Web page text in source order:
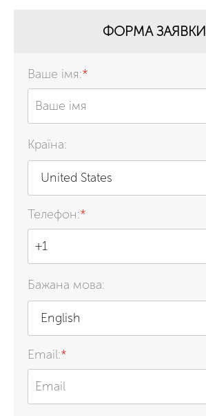
ФОРМА ЗАЯВКИ
Ваше імя:*
Країна:
United States
Телефон:*
Бажана мова:
English
Email:*